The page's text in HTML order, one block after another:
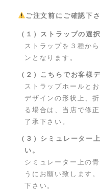
ご注文前にご確認下
（１）ストラップの選
ストラップを３種か
ンとなります。
（２）こちらでお客様
ストラップホールと
デザインの形状上、
る場合は、当店で修
了承下さい。
（３）シミュレーター
い。
シミュレーター上の
うにお願い致します
下さい。